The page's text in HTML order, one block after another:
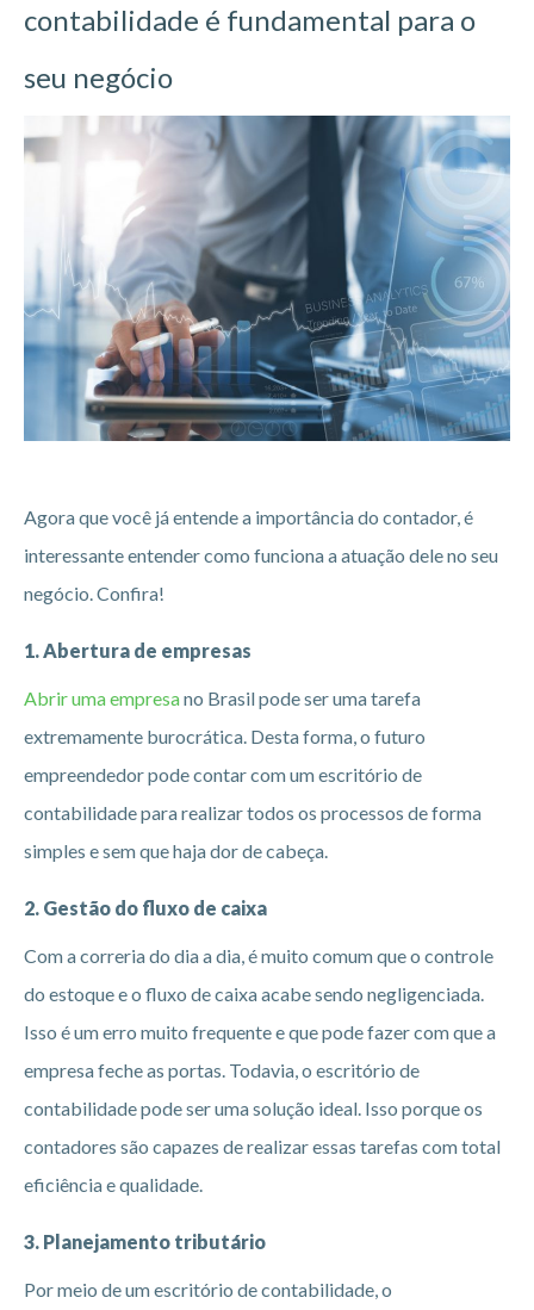
contabilidade é fundamental para o
seu negócio
Agora que você já entende a importância do contador, é
interessante entender como funciona a atuação dele no seu
negócio. Confira!
1. Abertura de empresas
Abrir uma empresano Brasil pode ser uma tarefa
extremamente burocrática. Desta forma, o futuro
empreendedor pode contar com um escritório de
contabilidade para realizar todos os processos de forma
simples e sem que haja dor de cabeça.
2. Gestão do fluxo de caixa
Com a correria do dia a dia, é muito comum que o controle
do estoque e o fluxo de caixa acabe sendo negligenciada.
Isso é um erro muito frequente e que pode fazer com que a
empresa feche as portas. Todavia, o escritório de
contabilidade pode ser uma solução ideal. Isso porque os
contadores são capazes de realizar essas tarefas com total
eficiência e qualidade.
3. Planejamento tributário
Por meio de um escritório de contabilidade, o